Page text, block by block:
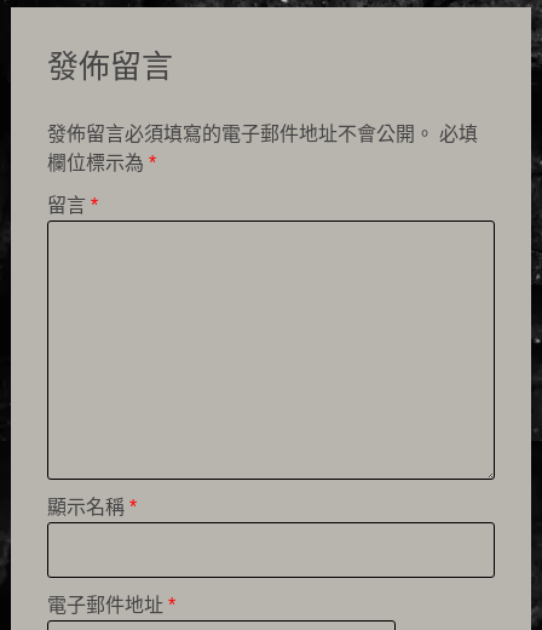
發佈留言
發佈留言必須填寫的電子郵件地址不會公開。 必填
欄位標示為 *
留言 *
顯示名稱 *
電子郵件地址 *